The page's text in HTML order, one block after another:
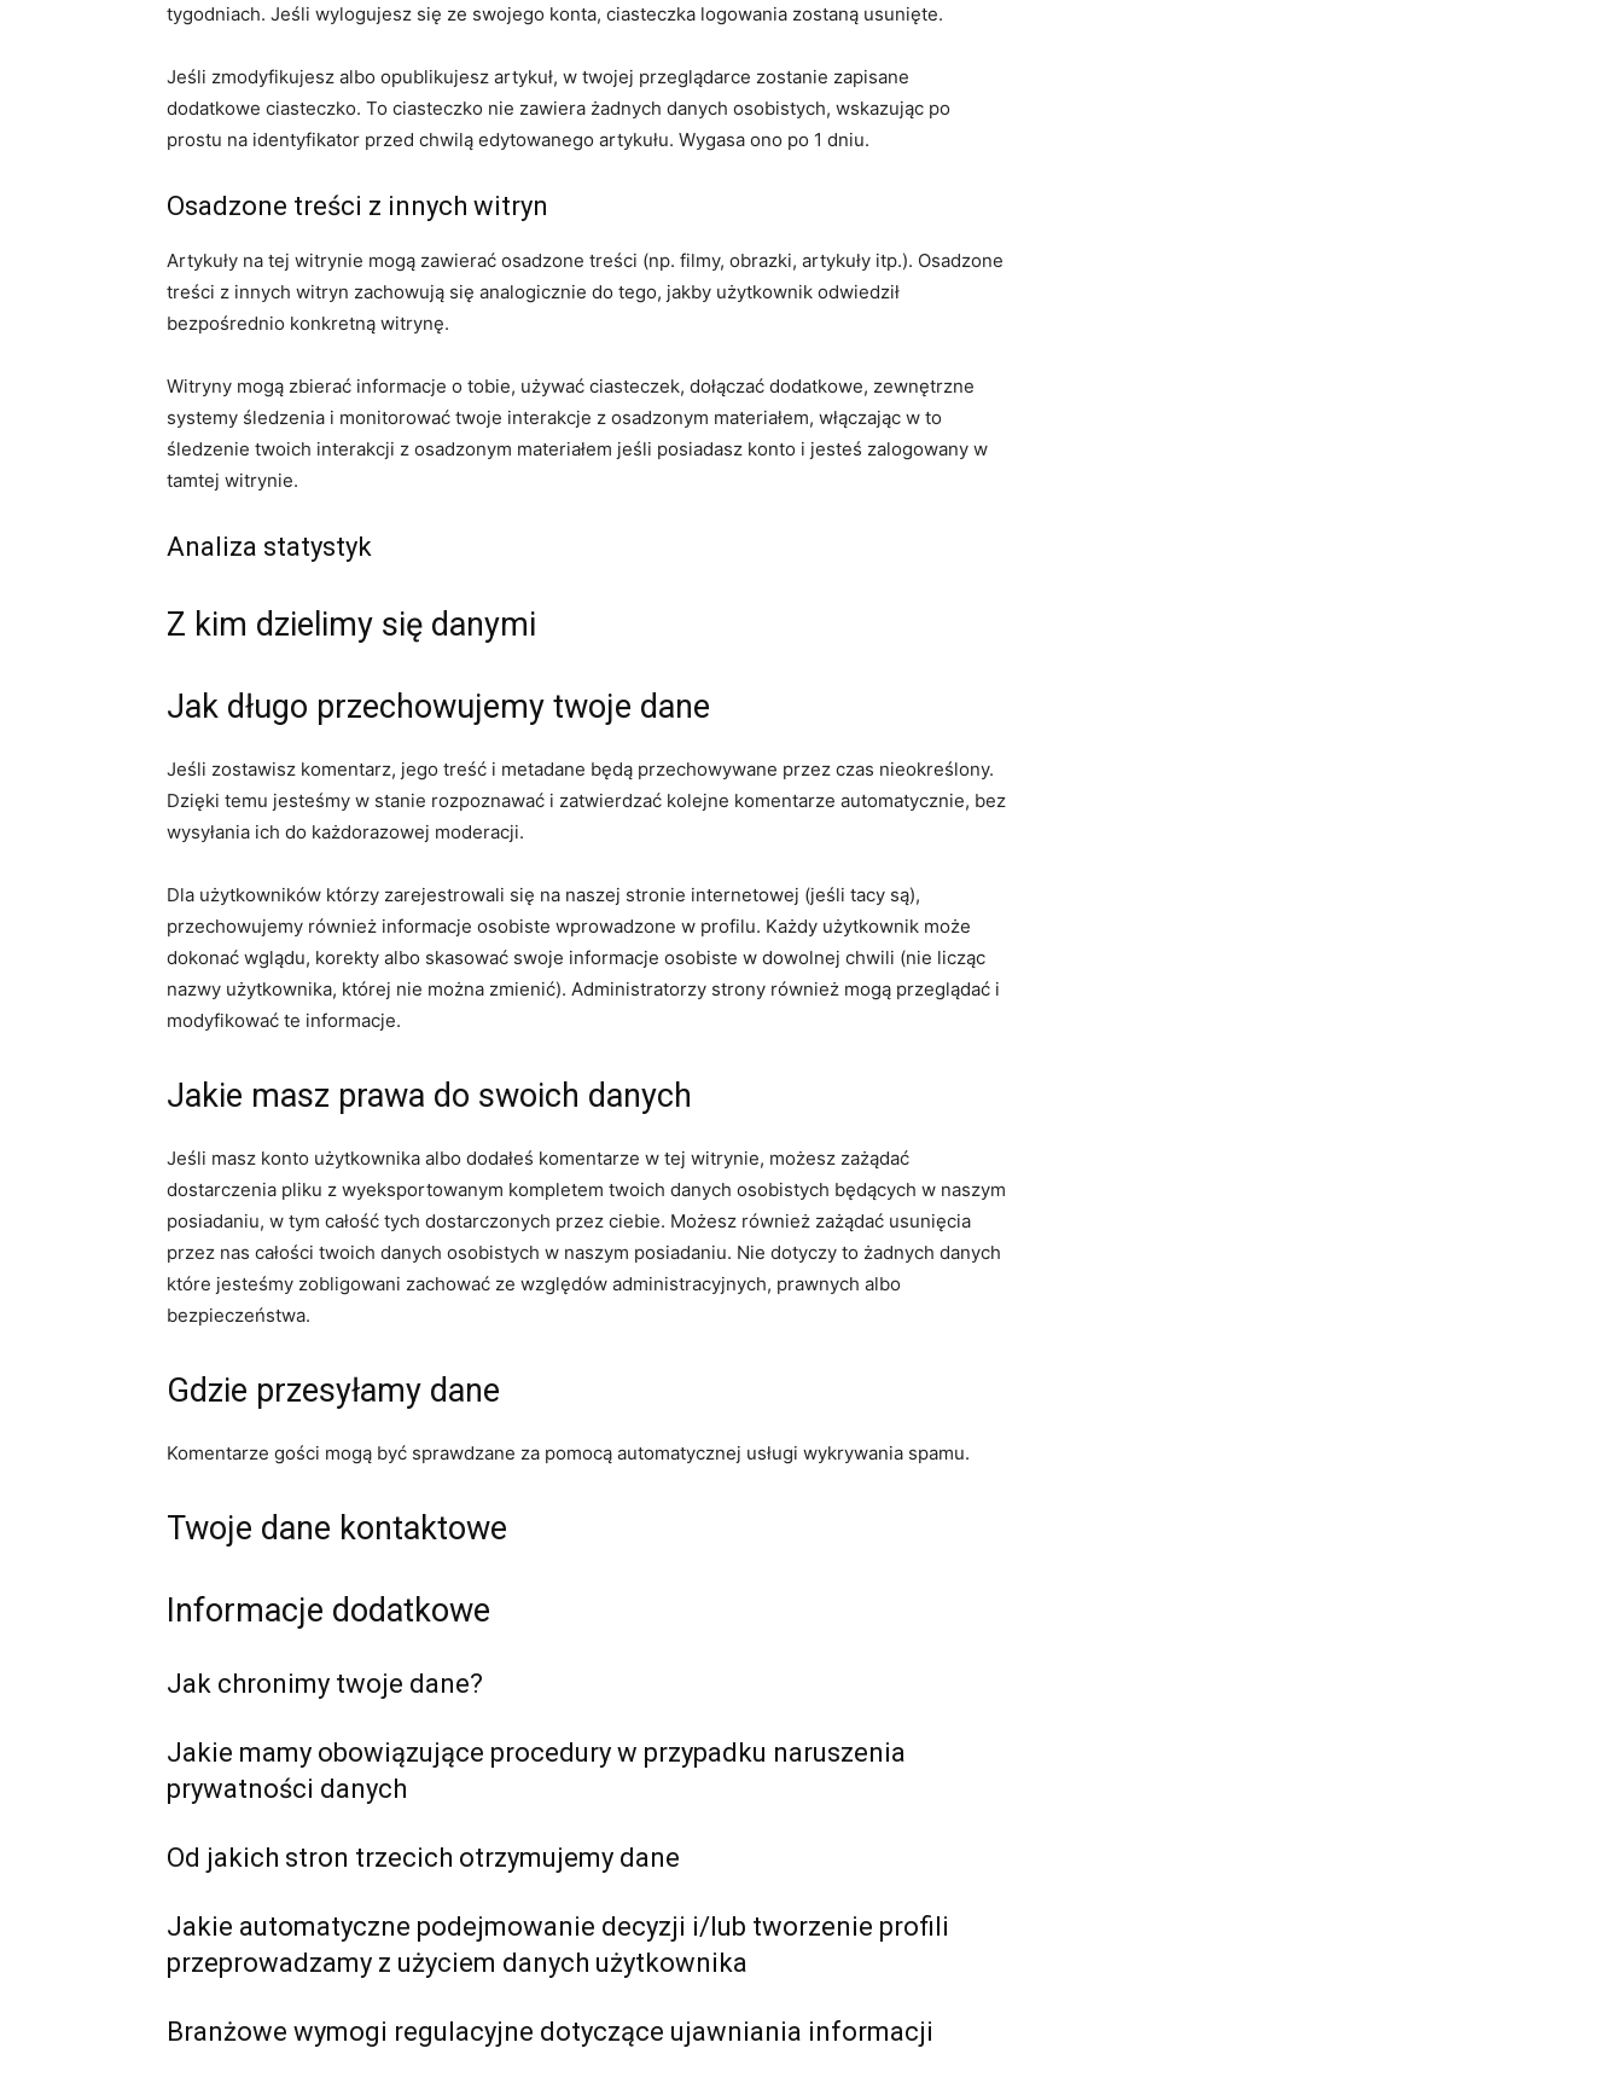
tygodniach. Jeśli wylogujesz się ze swojego konta, ciasteczka logowania zostaną usunięte.
Jeśli zmodyfikujesz albo opublikujesz artykuł, w twojej przeglądarce zostanie zapisane
dodatkowe ciasteczko. To ciasteczko nie zawiera żadnych danych osobistych, wskazując po
prostu na identyfikator przed chwilą edytowanego artykułu. Wygasa ono po 1 dniu.
Osadzone treści z innych witryn
Artykuły na tej witrynie mogą zawierać osadzone treści (np. filmy, obrazki, artykuły itp.). Osadzone
treści z innych witryn zachowują się analogicznie do tego, jakby użytkownik odwiedził
bezpośrednio konkretną witrynę.
Witryny mogą zbierać informacje o tobie, używać ciasteczek, dołączać dodatkowe, zewnętrzne
systemy śledzenia i monitorować twoje interakcje z osadzonym materiałem, włączając w to
śledzenie twoich interakcji z osadzonym materiałem jeśli posiadasz konto i jesteś zalogowany w
tamtej witrynie.
Analiza statystyk
Z kim dzielimy się danymi
Jak długo przechowujemy twoje dane
Jeśli zostawisz komentarz, jego treść i metadane będą przechowywane przez czas nieokreślony.
Dzięki temu jesteśmy w stanie rozpoznawać i zatwierdzać kolejne komentarze automatycznie, bez
wysyłania ich do każdorazowej moderacji.
Dla użytkowników którzy zarejestrowali się na naszej stronie internetowej (jeśli tacy są),
przechowujemy również informacje osobiste wprowadzone w profilu. Każdy użytkownik może
dokonać wglądu, korekty albo skasować swoje informacje osobiste w dowolnej chwili (nie licząc
nazwy użytkownika, której nie można zmienić). Administratorzy strony również mogą przeglądać i
modyfikować te informacje.
Jakie masz prawa do swoich danych
Jeśli masz konto użytkownika albo dodałeś komentarze w tej witrynie, możesz zażądać
dostarczenia pliku z wyeksportowanym kompletem twoich danych osobistych będących w naszym
posiadaniu, w tym całość tych dostarczonych przez ciebie. Możesz również zażądać usunięcia
przez nas całości twoich danych osobistych w naszym posiadaniu. Nie dotyczy to żadnych danych
które jesteśmy zobligowani zachować ze względów administracyjnych, prawnych albo
bezpieczeństwa.
Gdzie przesyłamy dane
Komentarze gości mogą być sprawdzane za pomocą automatycznej usługi wykrywania spamu.
Twoje dane kontaktowe
Informacje dodatkowe
Jak chronimy twoje dane?
Jakie mamy obowiązujące procedury w przypadku naruszenia
prywatności danych
Od jakich stron trzecich otrzymujemy dane
Jakie automatyczne podejmowanie decyzji i/lub tworzenie profili
przeprowadzamy z użyciem danych użytkownika
Branżowe wymogi regulacyjne dotyczące ujawniania informacji